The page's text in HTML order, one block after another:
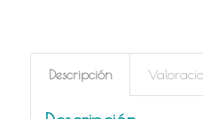
Descripción